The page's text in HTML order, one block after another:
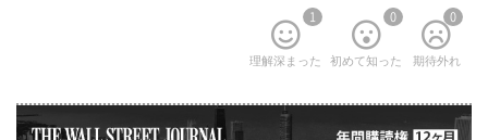
1
理解深まった
0
初めて知った
0
期待外れ